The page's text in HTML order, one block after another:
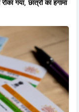
गया, छात्रों का हंगामा